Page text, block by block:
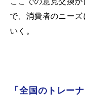
で、消費者のニー
いく。
「全国のトレー